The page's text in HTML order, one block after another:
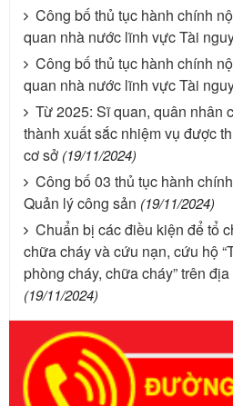
Công bố thủ tục hành chính
quan nhà nước lĩnh vực Tài
Công bố thủ tục hành chính
quan nhà nước lĩnh vực Tài
Từ 2025: Sĩ quan, quân nhân
thành xuất sắc nhiệm vụ được
cơ sở (19/11/2024)
Công bố 03 thủ tục hành
Quản lý công sản (19/11/2024)
Chuẩn bị các điều kiện để tổ
chữa cháy và cứu nạn, cứu hộ
phòng cháy, chữa cháy” trên
(19/11/2024)